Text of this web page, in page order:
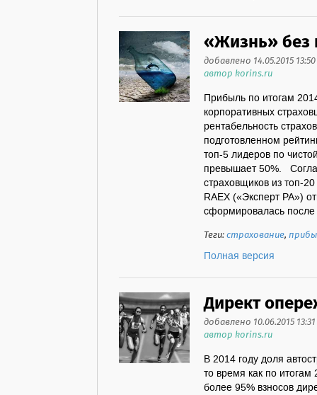
«Жизнь» без
добавлено 14.05.2015 13:50
автор korins.ru
Прибыль по итогам
корпоративных
рентабельность
подготовленном
топ-5 лидеров по
превышает 50%.
страховщиков из топ-
RAEX («Эксперт РА»)
сформировалась
Теги:страхование,
Полная версия
Директ
добавлено 10.06.2015 13:31
автор korins.ru
В 2014 году доля
то время как по
более 95% взносов